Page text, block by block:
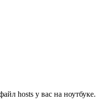
hosts у вас на ноутбуке.